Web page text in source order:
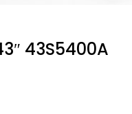
43S5400A